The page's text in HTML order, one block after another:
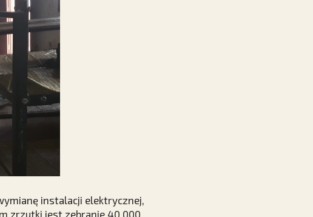
instalacji elektrycznej,
zrzutki jest zebranie 40 000